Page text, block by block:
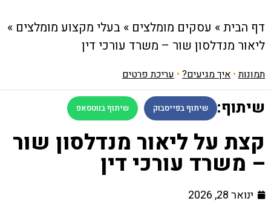
דף הבית» עסקים מומלצים » בעלי מקצוע מומלצים »
ליאור מנדלסון שור – משרד עורכי דין
תמונות• איך מגיעים? • עריכת פרטים
שיתוף: שיתוף בפייסבוק שיתוף בווטסאפ
קצת על ליאור מנדלסון שור
– משרד עורכי דין
ינואר 28, 2026